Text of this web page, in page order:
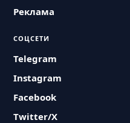
Реклама
СОЦСЕТИ
Telegram
Instagram
Facebook
Twitter/X